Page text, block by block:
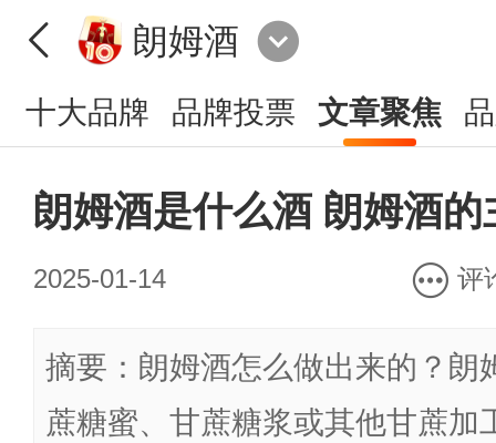
朗姆酒
十大品牌 品牌投票 文章聚焦
朗姆酒是什么酒 朗姆酒
2025-01-14 评
摘要：朗姆酒怎么做出来的？朗
蔗糖蜜、甘蔗糖浆或其他甘蔗加